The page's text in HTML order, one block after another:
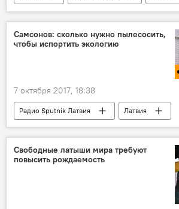
Воронеж
животные
кот
Самсонов: сколько нужно пылесосить,
чтобы испортить экологию
7 октября 2017, 18:38
Радио Sputnik Латвия
Латвия
Александр Самсонов
бытовая техника
пылесос
Свободные латыши мира требуют
повысить рождаемость